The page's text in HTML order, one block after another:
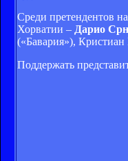
Среди претендентов
Хорватии – Дарио
(«Бавария»),
Поддержать